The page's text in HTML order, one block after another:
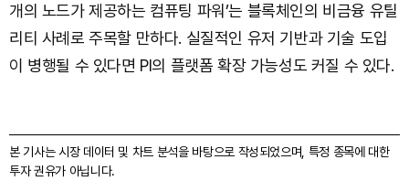
개의 노드가 제공하는 컴퓨팅 파워’는 블록체인의 비금융 유틸
리티 사례로 주목할 만하다. 실질적인 유저 기반과 기술 도입
이 병행될 수 있다면 PI의 플랫폼 확장 가능성도 커질 수 있다.
본 기사는 시장 데이터 및 차트 분석을 바탕으로 작성되었으며, 특정 종목에 대한
투자 권유가 아닙니다.